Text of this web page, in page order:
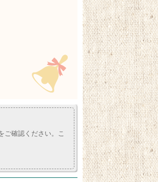
ご確認ください。こ